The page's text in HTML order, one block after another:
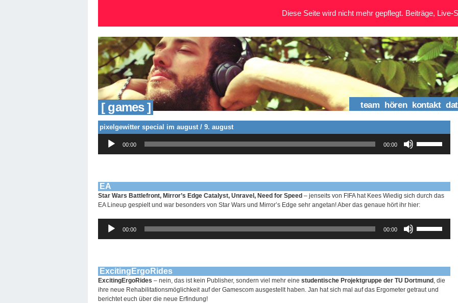
[ games ] team hören kontakt
pixelgewitter special im august / 9. august
Player
00:00 00:00
Hoch/Runter
benutzen,
Lautstärke
zu
regeln.
EA
Star Wars Battlefront, Mirror’s Edge Catalyst, Unravel, Need for Speed – jenseits von FIFA hat Kees Wiedig sich durch das
EA Lineup gespielt und war besonders von Star Wars und Mirror’s Edge sehr angetan! Aber das genaue hört ihr hier:
Player
00:00 00:00
Hoch/Runter
benutzen,
Lautstärke
zu
regeln.
ExcitingErgoRides
ExcitingErgoRides – nein, das ist kein Publisher, sondern viel mehr eine studentische Projektgruppe der TU Dortmund , die
ihre neue Rehabilitationsmöglichkeit auf der Gamescom ausgestellt haben. Jan hat sich mal auf das Ergometer getraut und
berichtet euch über die neue Erfindung!
Diese Seite wird nicht mehr gepflegt. Beiträge, Live-